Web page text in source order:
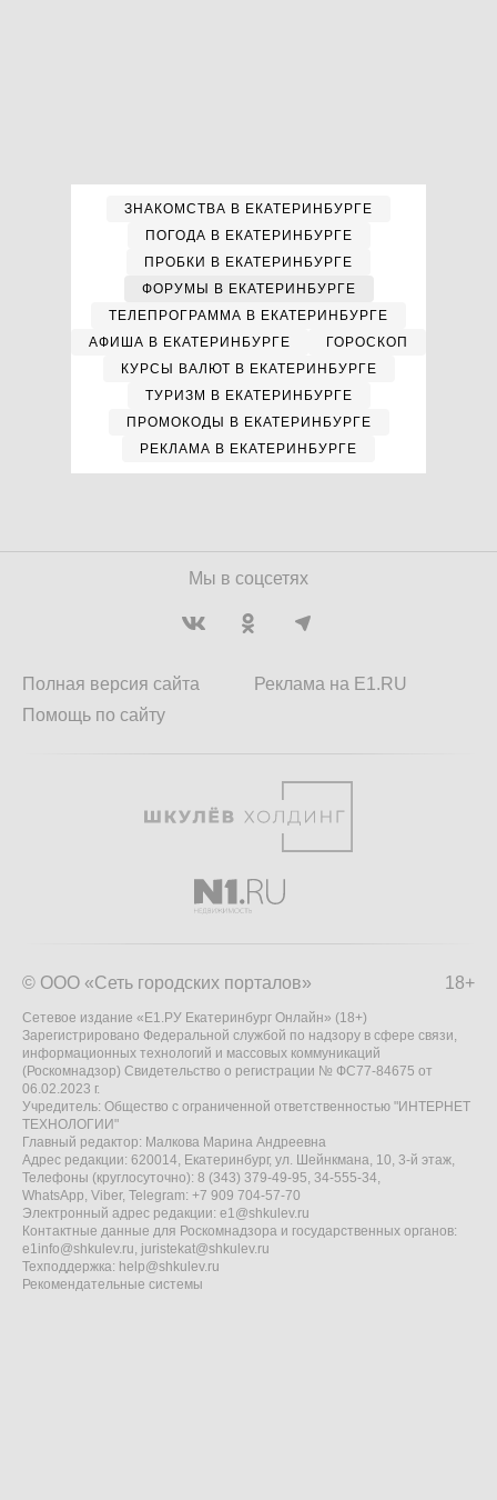
ЗНАКОМСТВА В ЕКАТЕРИНБУРГЕ
ПОГОДА В ЕКАТЕРИНБУРГЕ
ПРОБКИ В ЕКАТЕРИНБУРГЕ
ФОРУМЫ В ЕКАТЕРИНБУРГЕ
ТЕЛЕПРОГРАММА В ЕКАТЕРИНБУРГЕ
АФИША В ЕКАТЕРИНБУРГЕ
ГОРОСКОП
КУРСЫ ВАЛЮТ В ЕКАТЕРИНБУРГЕ
ТУРИЗМ В ЕКАТЕРИНБУРГЕ
ПРОМОКОДЫ В ЕКАТЕРИНБУРГЕ
РЕКЛАМА В ЕКАТЕРИНБУРГЕ
Мы в соцсетях
Полная версия сайта
Помощь по сайту
Реклама на E1.RU
18+
© ООО «Сеть городских порталов»
Сетевое издание «Е1.РУ Екатеринбург Онлайн» (18+)
Зарегистрировано Федеральной службой по надзору в сфере связи,
информационных технологий и массовых коммуникаций
(Роскомнадзор) Свидетельство о регистрации № ФС77-84675 от
06.02.2023 г.
Учредитель: Общество с ограниченной ответственностью "ИНТЕРНЕТ
ТЕХНОЛОГИИ"
Главный редактор: Малкова Марина Андреевна
Адрес редакции: 620014, Екатеринбург, ул. Шейнкмана, 10, 3-й этаж,
Телефоны (круглосуточно): 8 (343) 379-49-95, 34-555-34,
WhatsApp, Viber, Telegram: +7 909 704-57-70
Электронный адрес редакции: e1@shkulev.ru
Контактные данные для Роскомнадзора и государственных органов:
e1info@shkulev.ru, juristekat@shkulev.ru
Техподдержка: help@shkulev.ru
Рекомендательные системы